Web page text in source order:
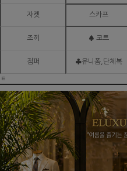
자켓 스카프
조끼 ♠ 코트
점퍼 ♣유니폼,단체복
ㅌ